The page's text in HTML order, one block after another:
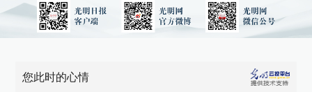
您此时的心情